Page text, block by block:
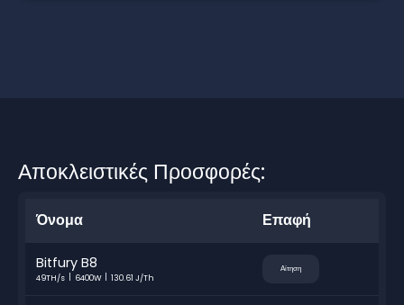
Αποκλειστικές Προσφορές:
Όνομα Επαφή
Bitfury B8
49TH/s 6400W 130.61 J/Th
Αίτηση